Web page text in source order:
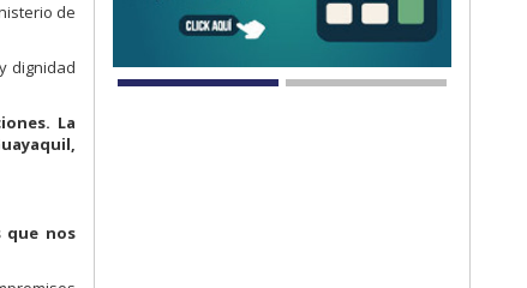
de
dignidad
La
que nos